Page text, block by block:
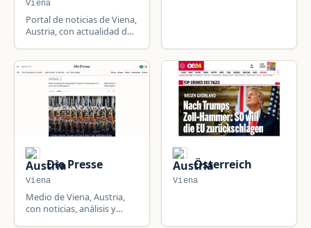
Viena
Portal de noticias de Viena,
Austria, con actualidad de
entretenimiento.
Die Presse
Viena
Medio de Viena, Austria,
con noticias, análisis y
Österreich
Viena